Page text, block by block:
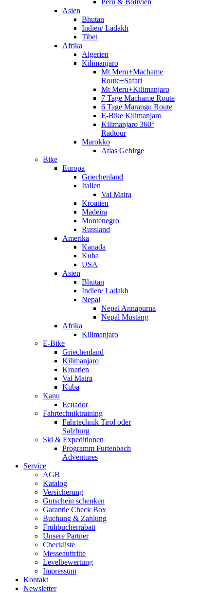
Peru & Bolivien
Asien
Bhutan
Indien/ Ladakh
Tibet
Afrika
Algerien
Kilimanjaro
Mt Meru+Machame
Route+Safari
Mt Meru+Kilimanjaro
7 Tage Machame Route
6 Tage Marangu Route
E-Bike Kilimanjaro
Kilimanjaro 360°
Radtour
Marokko
Atlas Gebirge
Bike
Europa
Griechenland
Italien
Val Maira
Kroatien
Madeira
Montenegro
Russland
Amerika
Kanada
Kuba
USA
Asien
Bhutan
Indien/ Ladakh
Nepal
Nepal Annapurna
Nepal Mustang
Afrika
Kilimanjaro
E-Bike
Griechenland
Kilimanjaro
Kroatien
Val Maira
Kuba
Kanu
Ecuador
Fahrtechniktraining
Fahrtechnik Tirol oder
Salzburg
Ski & Expeditionen
Programm Furtenbach
Adventures
Service
AGB
Katalog
Versicherung
Gutschein schenken
Garantie Check Box
Buchung & Zahlung
Frühbucherrabatt
Unsere Partner
Checkliste
Messeauftritte
Levelbewertung
Impressum
Kontakt
Newsletter